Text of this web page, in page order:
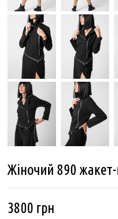
Жіночий 890
3800 грн